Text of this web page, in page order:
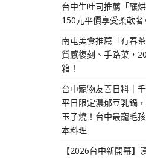
台中生吐司推薦「釀
150元平價享受柔軟奢
南屯美食推薦「有春
質感復刻、手路菜，
箱！
台中寵物友善日料｜
平日限定濃郁豆乳鍋
玉子燒！台中最寵毛
本料理
【2026台中新開幕】